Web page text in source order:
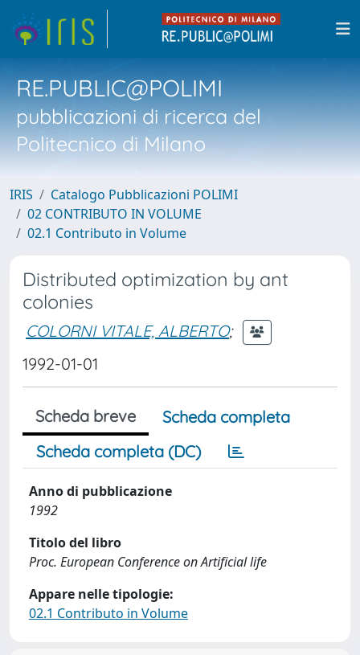
RE.PUBLIC@POLIMI
pubblicazioni di ricerca del
Politecnico di Milano
IRIS
Catalogo Pubblicazioni POLIMI
02 CONTRIBUTO IN VOLUME
02.1 Contributo in Volume
Distributed optimization by ant
colonies
COLORNI VITALE, ALBERTO;
1992-01-01
Scheda breve
Scheda completa
Scheda completa (DC)
Anno di pubblicazione
1992
Titolo del libro
Proc. European Conference on Artificial life
Appare nelle tipologie:
02.1 Contributo in Volume